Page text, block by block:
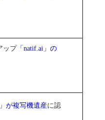
ップ 「natif.ai」の
が複写機遺産に認